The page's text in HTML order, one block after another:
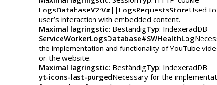
LogsDatabaseV2:V#||LogsRequestsStoreUsed
user’s interaction with embedded content.
Maximal lagringstid: BeständigTyp: IndexeradDB
ServiceWorkerLogsDatabase#SWHealthLog
the implementation and functionality of YouTube
on the website.
Maximal lagringstid: BeständigTyp: IndexeradDB
yt-icons-last-purgedNecessary for the